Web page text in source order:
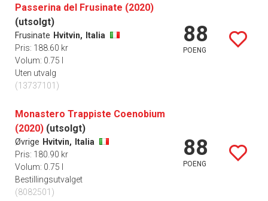
Passerina del Frusinate (2020)
(utsolgt)
Frusinate Hvitvin,
Italia
Pris: 188.60 kr
Volum: 0.75 l
Uten utvalg
(13737101)
88
POENG
Monastero Trappiste Coenobium
(2020) (utsolgt)
Øvrige Hvitvin,
Italia
Pris: 180.90 kr
Volum: 0.75 l
Bestillingsutvalget
(8082501)
88
POENG